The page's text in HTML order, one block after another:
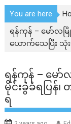
You are here
ရန်ကုန် – မော်လမ
ယောက်သေပြီး သုံ
ရန်ကုန် – မေ
မိုင်းခွဲခံရပြ
ရ